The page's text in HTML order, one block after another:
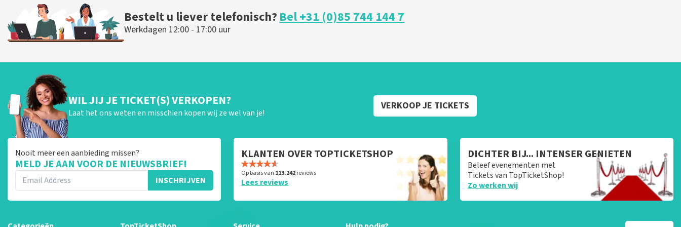
Bestelt u liever telefonisch?Bel +31 (0)85 744 144 7
Werkdagen 12:00 - 17:00 uur
WIL JIJ JE TICKET(S) VERKOPEN?
Laat het ons weten en misschien kopen wij ze wel van je!
VERKOOP JE TICKETS
Nooit meer een aanbieding missen?
MELD JE AAN VOOR DE NIEUWSBRIEF!
INSCHRIJVEN
KLANTEN OVER TOPTICKETSHOP
Op basis van 113.242reviews
Lees reviews
DICHTER BIJ... INTENSER GENIETEN
Beleef evenementen met
Tickets van TopTicketShop!
Zo werken wij